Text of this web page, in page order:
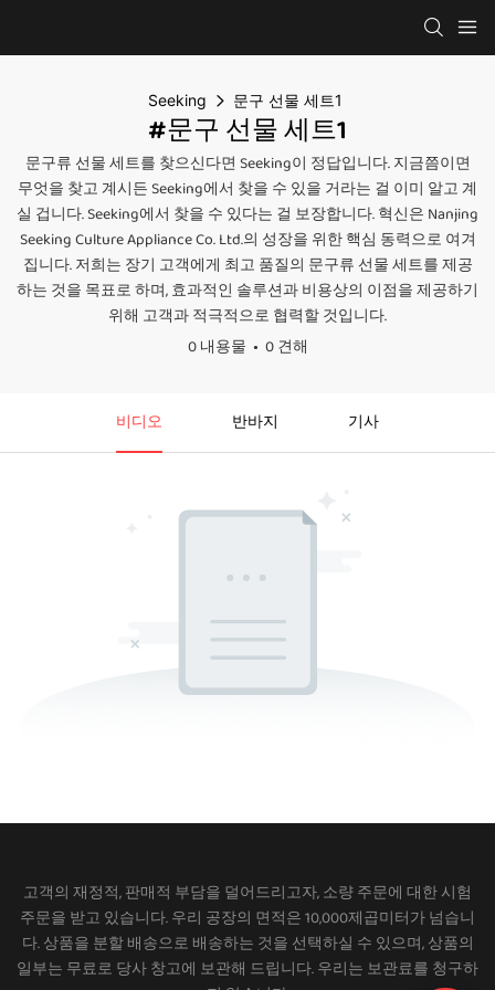
Seeking 문구 선물 세트1
#문구 선물 세트1
문구류 선물 세트를 찾으신다면 Seeking이 정답입니다. 지금쯤이면
무엇을 찾고 계시든 Seeking에서 찾을 수 있을 거라는 걸 이미 알고 계
실 겁니다. Seeking에서 찾을 수 있다는 걸 보장합니다. 혁신은 Nanjing
Seeking Culture Appliance Co. Ltd.의 성장을 위한 핵심 동력으로 여겨
집니다. 저희는 장기 고객에게 최고 품질의 문구류 선물 세트를 제공
하는 것을 목표로 하며, 효과적인 솔루션과 비용상의 이점을 제공하기
위해 고객과 적극적으로 협력할 것입니다.
0 내용물
0 견해
비디오 반바지 기사
고객의 재정적, 판매적 부담을 덜어드리고자, 소량 주문에 대한 시험
주문을 받고 있습니다. 우리 공장의 면적은 10,000제곱미터가 넘습니
다. 상품을 분할 배송으로 배송하는 것을 선택하실 수 있으며, 상품의
일부는 무료로 당사 창고에 보관해 드립니다. 우리는 보관료를 청구하